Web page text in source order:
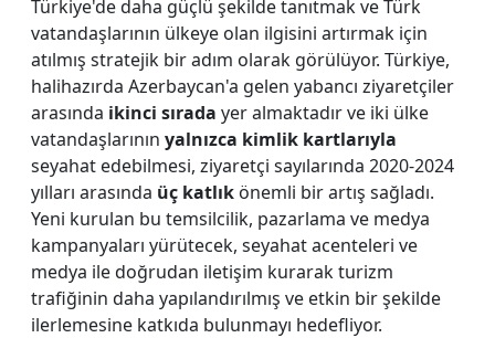
Türkiye'de daha güçlü şekilde tanıtmak ve Türk
vatandaşlarının ülkeye olan ilgisini artırmak için
atılmış stratejik bir adım olarak görülüyor. Türkiye,
halihazırda Azerbaycan'a gelen yabancı ziyaretçiler
arasında ikinci sırada yer almaktadır ve iki ülke
vatandaşlarının yalnızca kimlik kartlarıyla
seyahat edebilmesi, ziyaretçi sayılarında 2020-2024
yılları arasında üç katlık önemli bir artış sağladı.
Yeni kurulan bu temsilcilik, pazarlama ve medya
kampanyaları yürütecek, seyahat acenteleri ve
medya ile doğrudan iletişim kurarak turizm
trafiğinin daha yapılandırılmış ve etkin bir şekilde
ilerlemesine katkıda bulunmayı hedefliyor.